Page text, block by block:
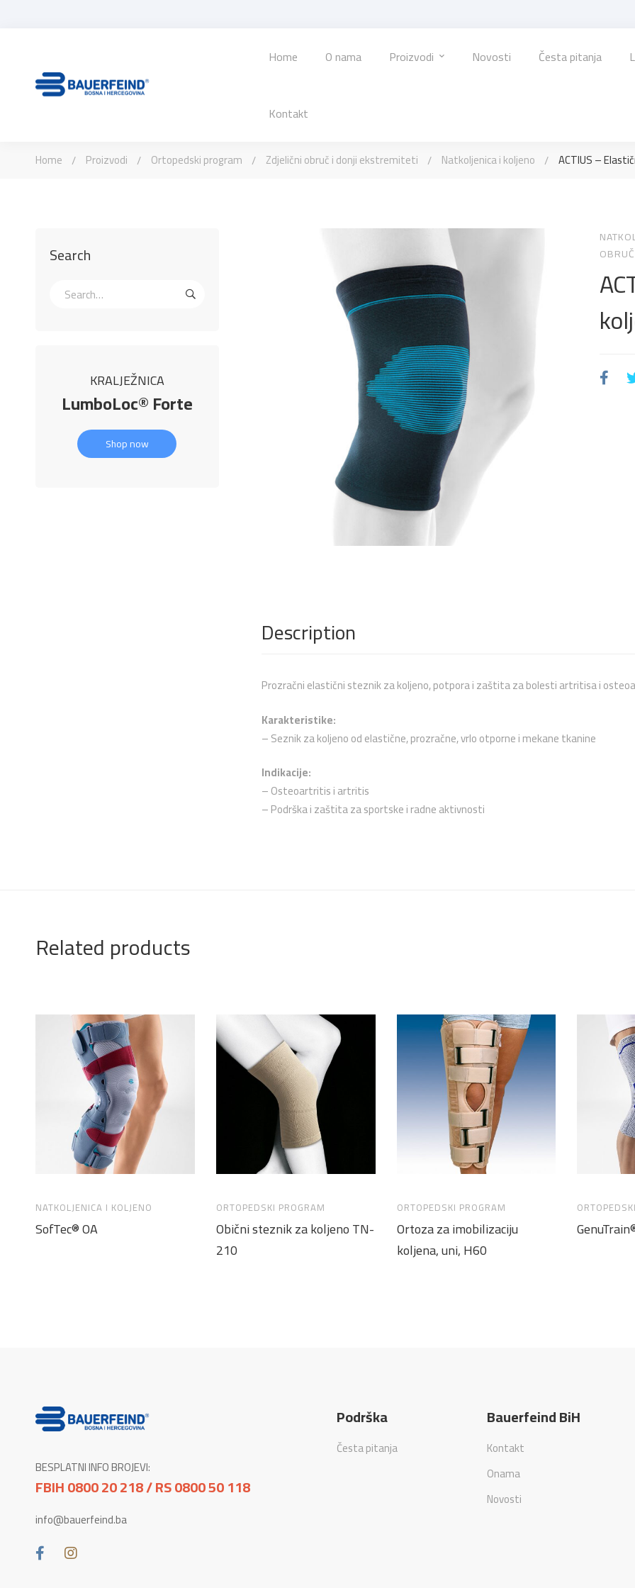
Home O nama Proizvodi Novosti Česta pitanja
Kontakt
Home Proizvodi Ortopedski program Zdjelični obruč i donji ekstremiteti Natkoljenica i koljeno ACTIUS –
Search
KRALJEŽNICA
LumboLoc® Forte
Shop now
Description
Prozračni elastični steznik za koljeno, potpora i zaštita za bolesti artritisa i
Karakteristike:
– Seznik za koljeno od elastične, prozračne, vrlo otporne i mekane tkanine
Indikacije:
– Osteoartritis i artritis
– Podrška i zaštita za sportske i radne aktivnosti
Related products
NATKOLJENICA I KOLJENO
SofTec® OA
ORTOPEDSKI PROGRAM
Obični steznik za koljeno TN-
210
ORTOPEDSKI PROGRAM
Ortoza za imobilizaciju
koljena, uni, H60
BESPLATNI INFO BROJEVI:
FBIH 0800 20 218 / RS 0800 50 118
info@bauerfeind.ba
Podrška
Česta pitanja
Bauerfeind BiH
Kontakt
Onama
Novosti